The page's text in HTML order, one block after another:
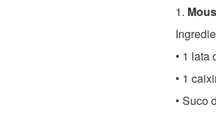
1.
• 1 lata
• 1
• Suco